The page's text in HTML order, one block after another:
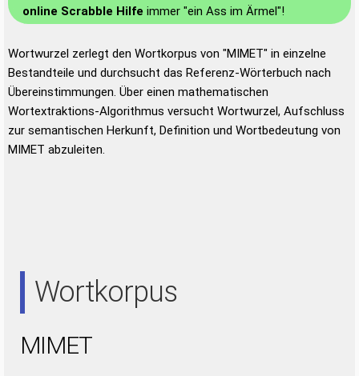
online Scrabble Hilfe immer "ein Ass im Ärmel"!
Wortwurzel zerlegt den Wortkorpus von "MIMET" in einzelne
Bestandteile und durchsucht das Referenz-Wörterbuch nach
Übereinstimmungen. Über einen mathematischen
Wortextraktions-Algorithmus versucht Wortwurzel, Aufschluss
zur semantischen Herkunft, Definition und Wortbedeutung von
MIMET abzuleiten.
Wortkorpus
MIMET